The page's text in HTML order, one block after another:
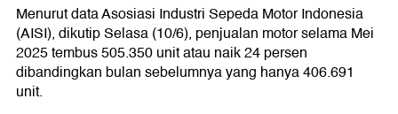
Menurut data Asosiasi Industri Sepeda Motor Indonesia
(AISI), dikutip Selasa (10/6), penjualan motor selama Mei
2025 tembus 505.350 unit atau naik 24 persen
dibandingkan bulan sebelumnya yang hanya 406.691
unit.